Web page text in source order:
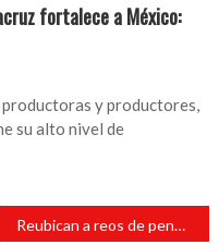
fortalece a México:
y productores,
su alto nivel de
Reubican a reos de penal de San Andrés Tuxtla y Pacho Viejo